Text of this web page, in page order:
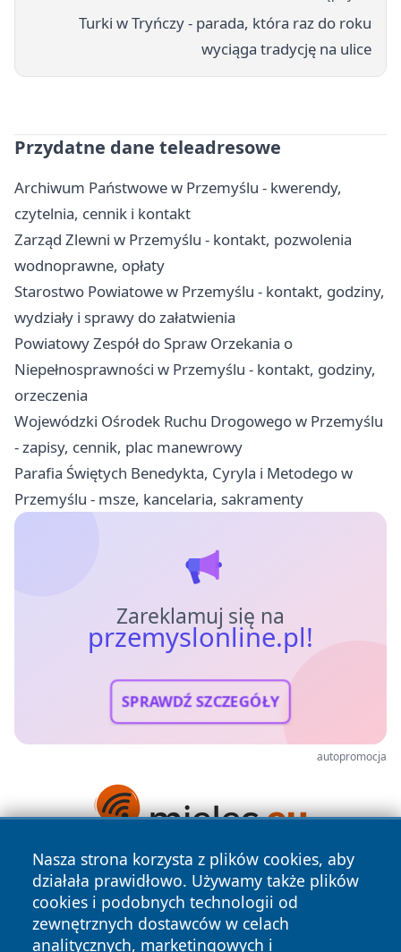
Turki w Tryńczy - parada, która raz do roku
wyciąga tradycję na ulice
Przydatne dane teleadresowe
Archiwum Państwowe w Przemyślu - kwerendy,
czytelnia, cennik i kontakt
Zarząd Zlewni w Przemyślu - kontakt, pozwolenia
wodnoprawne, opłaty
Starostwo Powiatowe w Przemyślu - kontakt, godziny,
wydziały i sprawy do załatwienia
Powiatowy Zespół do Spraw Orzekania o
Niepełnosprawności w Przemyślu - kontakt, godziny,
orzeczenia
Wojewódzki Ośrodek Ruchu Drogowego w Przemyślu
- zapisy, cennik, plac manewrowy
Parafia Świętych Benedykta, Cyryla i Metodego w
Przemyślu - msze, kancelaria, sakramenty
Zareklamuj się na
przemyslonline.pl!
SPRAWDŹ SZCZEGÓŁY
autopromocja
Nasza strona korzysta z plików cookies, aby
działała prawidłowo. Używamy także plików
cookies i podobnych technologii od
zewnętrznych dostawców w celach
analitycznych, marketingowych i